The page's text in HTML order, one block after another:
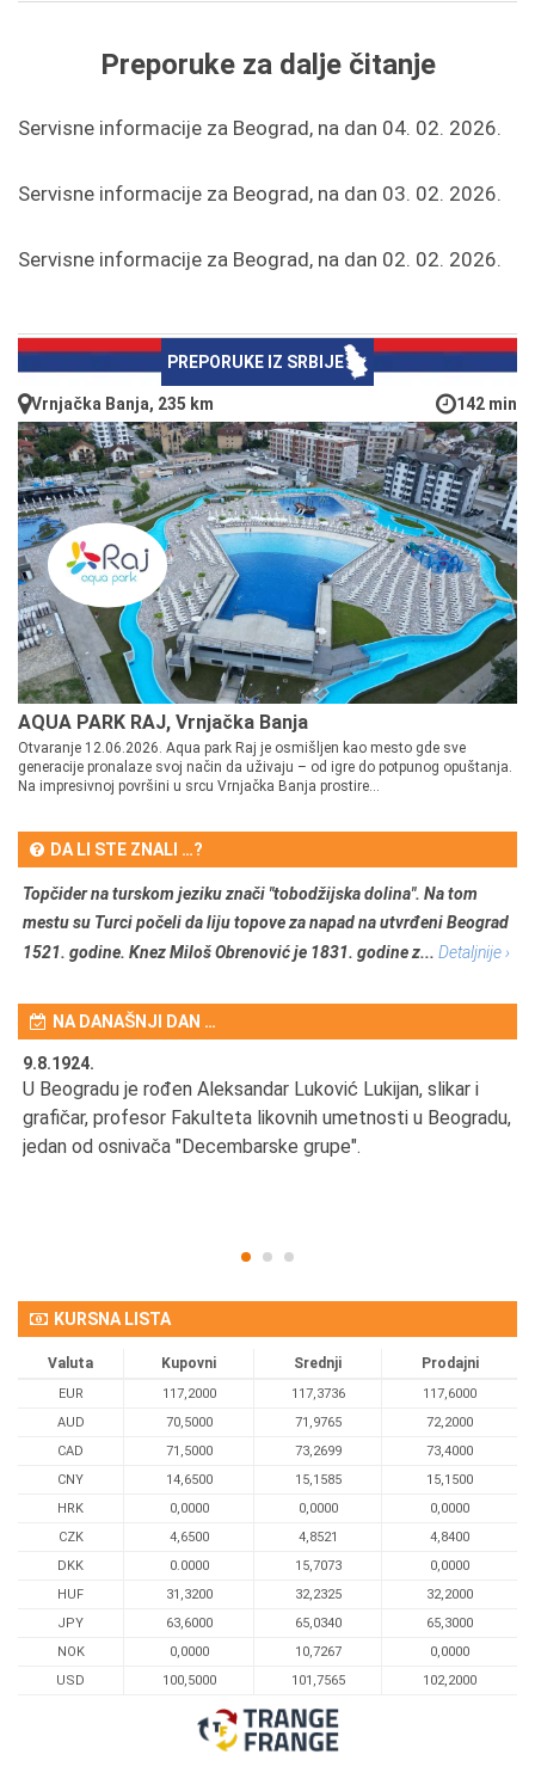
Preporuke za dalje čitanje
Servisne informacije za Beograd, na dan 04. 02. 2026.
Servisne informacije za Beograd, na dan 03. 02. 2026.
Servisne informacije za Beograd, na dan 02. 02. 2026.
PREPORUKE IZ SRBIJE
Vrnjačka Banja, 235 km 142 min
AQUA PARK RAJ, Vrnjačka Banja
Otvaranje 12.06.2026. Aqua park Raj je osmišljen kao mesto gde sve
generacije pronalaze svoj način da uživaju – od igre do potpunog opuštanja.
Na impresivnoj površini u srcu Vrnjačka Banja prostire...
DA LI STE ZNALI …?
Topčider na turskom jeziku znači "tobodžijska dolina". Na tom
mestu su Turci počeli da liju topove za napad na utvrđeni Beograd
1521. godine. Knez Miloš Obrenović je 1831. godine z... Detaljnije ›
NA DANAŠNJI DAN …
9.8.1924.
U Beogradu je rođen Aleksandar Luković Lukijan, slikar i
grafičar, profesor Fakulteta likovnih umetnosti u Beogradu,
jedan od osnivača "Decembarske grupe".
KURSNA LISTA
Valuta Kupovni Srednji Prodajni
EUR 117,2000 117,3736
117,6000
AUD
70,5000 71,9765
72,2000
CAD
71,5000 73,2699
73,4000
CNY
14,6500 15,1585
15,1500
HRK
0,0000 0,0000
0,0000
CZK
4,6500 4,8521
4,8400
DKK
0.0000 15,7073
0,0000
HUF
31,3200 32,2325
32,2000
JPY
63,6000 65,0340
65,3000
NOK
0,0000 10,7267
0,0000
USD
100,5000 101,7565 102,2000